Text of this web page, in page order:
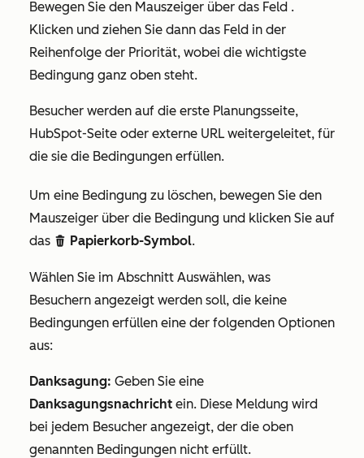
Bewegen Sie den Mauszeiger über das Feld .
Klicken und ziehen Sie dann das Feld in der
Reihenfolge der Priorität, wobei die wichtigste
Bedingung ganz oben steht.
Besucher werden auf die erste Planungsseite,
HubSpot-Seite oder externe URL weitergeleitet, für
die sie die Bedingungen erfüllen.
Um eine Bedingung zu löschen, bewegen Sie den
Mauszeiger über die Bedingung und klicken Sie auf
das delete Papierkorb-Symbol.
Wählen Sie im Abschnitt Auswählen, was
Besuchern angezeigt werden soll, die keine
Bedingungen erfüllen eine der folgenden Optionen
aus:
Danksagung: Geben Sie eine
Danksagungsnachricht ein. Diese Meldung wird
bei jedem Besucher angezeigt, der die oben
genannten Bedingungen nicht erfüllt.